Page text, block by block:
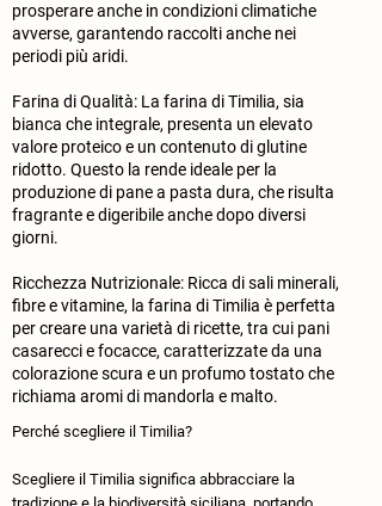
prosperare anche in condizioni climatiche
avverse, garantendo raccolti anche nei
periodi più aridi.
Farina di Qualità: La farina di Timilia, sia
bianca che integrale, presenta un elevato
valore proteico e un contenuto di glutine
ridotto. Questo la rende ideale per la
produzione di pane a pasta dura, che risulta
fragrante e digeribile anche dopo diversi
giorni.
Ricchezza Nutrizionale: Ricca di sali minerali,
fibre e vitamine, la farina di Timilia è perfetta
per creare una varietà di ricette, tra cui pani
casarecci e focacce, caratterizzate da una
colorazione scura e un profumo tostato che
richiama aromi di mandorla e malto.
Perché scegliere il Timilia?
​Scegliere il Timilia significa abbracciare la